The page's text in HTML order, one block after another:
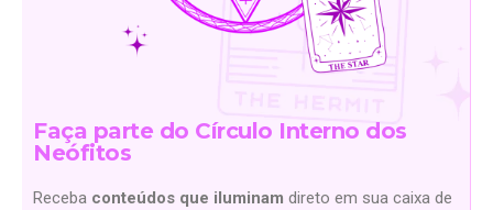
Faça parte do Círculo Interno dos
Neófitos
Receba conteúdos que iluminam direto em sua caixa de